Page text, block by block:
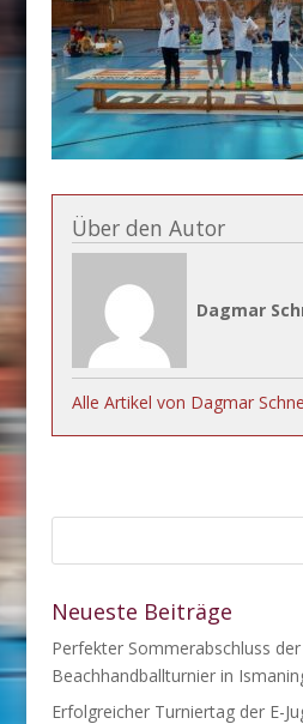
Über den Autor
Dagmar
Alle Artikel von Dagmar
Neueste Beiträge
Perfekter Sommerabschluss der
Beachhandballturnier in
Erfolgreicher Turniertag der E-